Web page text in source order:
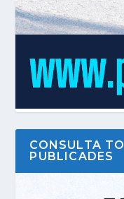
CONSULTA
PUBLICADES